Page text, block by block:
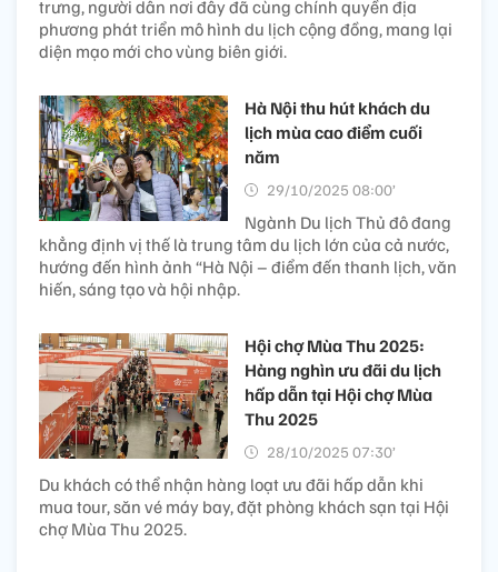
trưng, người dân nơi đây đã cùng chính quyền địa
phương phát triển mô hình du lịch cộng đồng, mang lại
diện mạo mới cho vùng biên giới.
Hà Nội thu hút khách du
lịch mùa cao điểm cuối
năm
29/10/2025 08:00’
Ngành Du lịch Thủ đô đang
khẳng định vị thế là trung tâm du lịch lớn của cả nước,
hướng đến hình ảnh “Hà Nội – điểm đến thanh lịch, văn
hiến, sáng tạo và hội nhập.
Hội chợ Mùa Thu 2025:
Hàng nghìn ưu đãi du lịch
hấp dẫn tại Hội chợ Mùa
Thu 2025
28/10/2025 07:30’
Du khách có thể nhận hàng loạt ưu đãi hấp dẫn khi
mua tour, săn vé máy bay, đặt phòng khách sạn tại Hội
chợ Mùa Thu 2025.